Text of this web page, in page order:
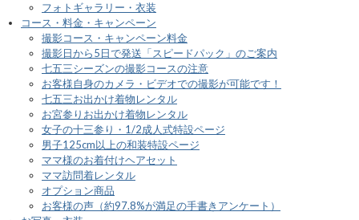
フォトギャラリー・衣装
コース・料金・キャンペーン
撮影コース・キャンペーン料金
撮影日から5日で発送「スピードパック」のご案内
七五三シーズンの撮影コースの注意
お客様自身のカメラ・ビデオでの撮影が可能です！
七五三お出かけ着物レンタル
お宮参りお出かけ着物レンタル
女子の十三参り・1/2成人式特設ページ
男子125cm以上の和装特設ページ
ママ様のお着付けヘアセット
ママ訪問着レンタル
オプション商品
お客様の声（約97.8%が満足の手書きアンケート）